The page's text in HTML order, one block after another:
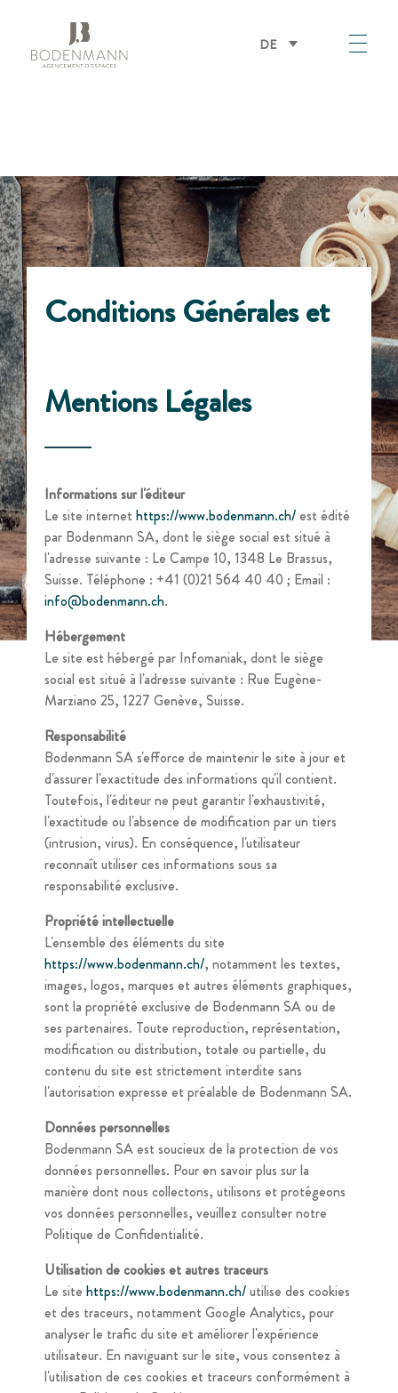
DE
Conditions Générales et
Mentions Légales
Informations sur l'éditeur
Le site internet https://www.bodenmann.ch/est édité
par Bodenmann SA, dont le siège social est situé à
l'adresse suivante : Le Campe 10, 1348 Le Brassus,
Suisse. Téléphone : +41 (0)21 564 40 40 ; Email :
info@bodenmann.ch.
Hébergement
Le site est hébergé par Infomaniak, dont le siège
social est situé à l'adresse suivante : Rue Eugène-
Marziano 25, 1227 Genève, Suisse.
Responsabilité
Bodenmann SA s'efforce de maintenir le site à jour et
d'assurer l'exactitude des informations qu'il contient.
Toutefois, l'éditeur ne peut garantir l'exhaustivité,
l'exactitude ou l'absence de modification par un tiers
(intrusion, virus). En conséquence, l'utilisateur
reconnaît utiliser ces informations sous sa
responsabilité exclusive.
Propriété intellectuelle
L'ensemble des éléments du site
https://www.bodenmann.ch/, notamment les textes,
images, logos, marques et autres éléments graphiques,
sont la propriété exclusive de Bodenmann SA ou de
ses partenaires. Toute reproduction, représentation,
modification ou distribution, totale ou partielle, du
contenu du site est strictement interdite sans
l'autorisation expresse et préalable de Bodenmann SA.
Données personnelles
Bodenmann SA est soucieux de la protection de vos
données personnelles. Pour en savoir plus sur la
manière dont nous collectons, utilisons et protégeons
vos données personnelles, veuillez consulter notre
Politique de Confidentialité.
Utilisation de cookies et autres traceurs
Le site https://www.bodenmann.ch/utilise des cookies
et des traceurs, notamment Google Analytics, pour
analyser le trafic du site et améliorer l'expérience
utilisateur. En naviguant sur le site, vous consentez à
l'utilisation de ces cookies et traceurs conformément à